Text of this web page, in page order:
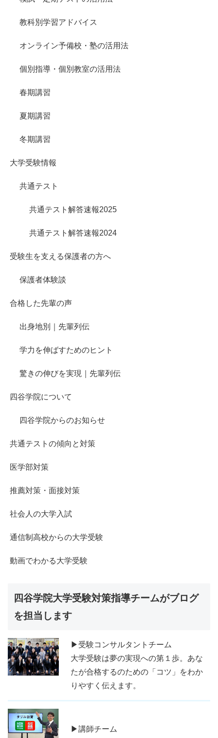
教科別学習アドバイス
オンライン予備校・塾の活用法
個別指導・個別教室の活用法
春期講習
夏期講習
冬期講習
大学受験情報
共通テスト
共通テスト解答速報2025
共通テスト解答速報2024
受験生を支える保護者の方へ
保護者体験談
合格した先輩の声
出身地別｜先輩列伝
学力を伸ばすためのヒント
驚きの伸びを実現｜先輩列伝
四谷学院について
四谷学院からのお知らせ
共通テストの傾向と対策
医学部対策
推薦対策・面接対策
社会人の大学入試
通信制高校からの大学受験
動画でわかる大学受験
四谷学院大学受験対策指導チームがブログ
を担当します
▶受験コンサルタントチーム
大学受験は夢の実現への第１歩。あな
たが合格するのための「コツ」をわか
りやすく伝えます。
▶講師チーム